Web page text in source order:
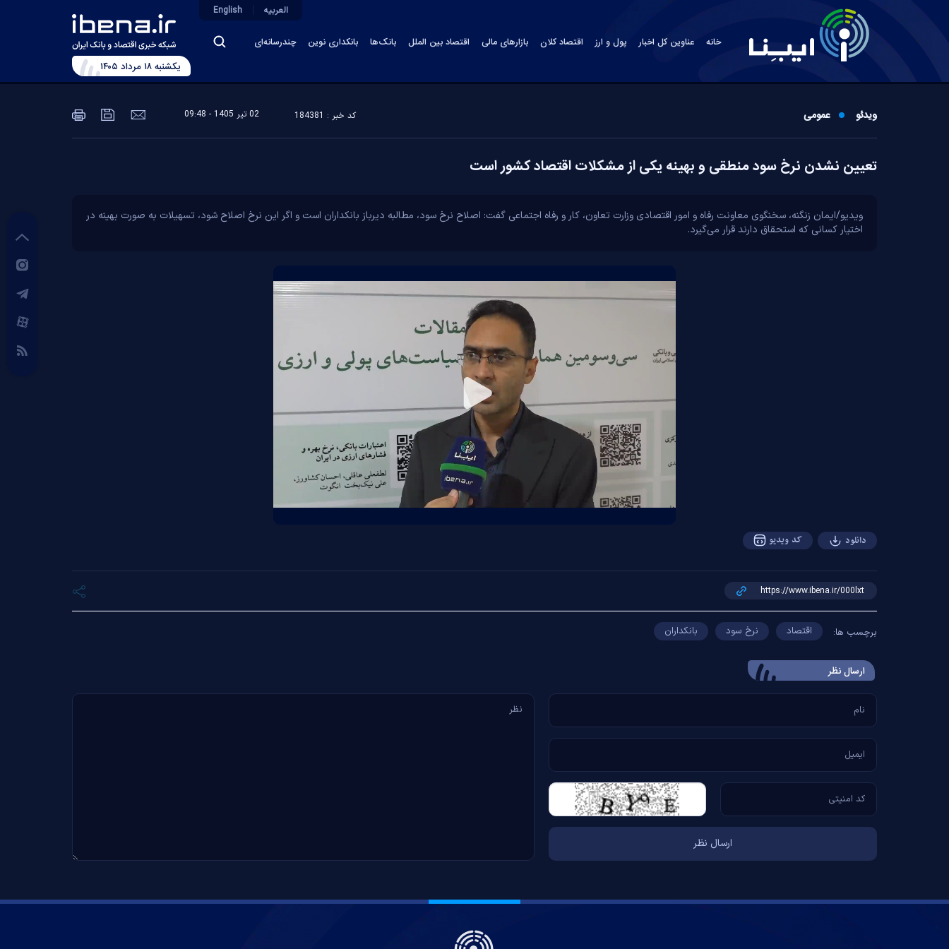
خانه عناوین کل اخبار پول و ارز اقتصاد کلان بازارهای مالی اقتصاد بین الملل بانک‌ها بانکداری نوین چندرسانه‌ای
العربیه English
يکشنبه ۱۸ مرداد ۱۴۰۵
ویدئو عمومی کد خبر : 184381 02 تير 1405 - 09:48
تعیین نشدن نرخ سود منطقی و بهینه یکی از مشکلات اقتصاد کشور است
ویدیو/ایمان زنگنه، سخنگوی معاونت رفاه و امور اقتصادی وزارت تعاون، کار و رفاه اجتماعی گفت: اصلاح نرخ سود، مطالبه دیرباز بانکداران است و اگر این نرخ اصلاح شود، تسهیلات به صورت بهینه در
اختیار کسانی که استحقاق دارند قرار می‌گیرد.
Play
Video
دانلود کد ویدیو
برچسب ها: اقتصاد نرخ سود بانکداران
ارسال‌ نظر